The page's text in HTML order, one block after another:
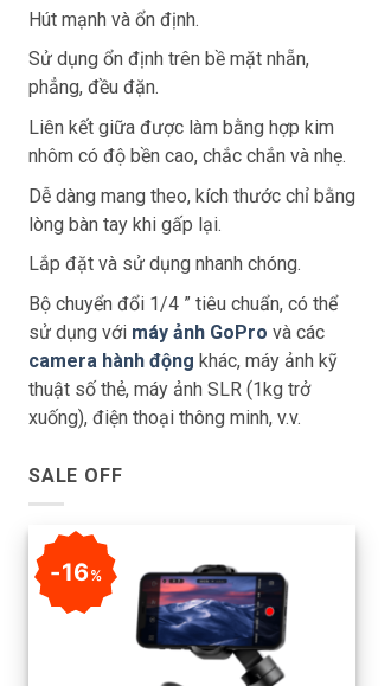
Hút mạnh và ổn định.
Sử dụng ổn định trên bề mặt nhẵn,
phẳng, đều đặn.
Liên kết giữa được làm bằng hợp kim
nhôm có độ bền cao, chắc chắn và nhẹ.
Dễ dàng mang theo, kích thước chỉ bằng
lòng bàn tay khi gấp lại.
Lắp đặt và sử dụng nhanh chóng.
Bộ chuyển đổi 1/4 ” tiêu chuẩn, có thể
sử dụng với máy ảnh GoPro và các
camera hành động khác, máy ảnh kỹ
thuật số thẻ, máy ảnh SLR (1kg trở
xuống), điện thoại thông minh, v.v.
SALE OFF
16%